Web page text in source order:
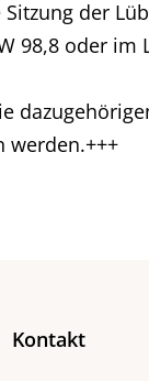
der
98,8 oder im
werden.+++
Kontakt